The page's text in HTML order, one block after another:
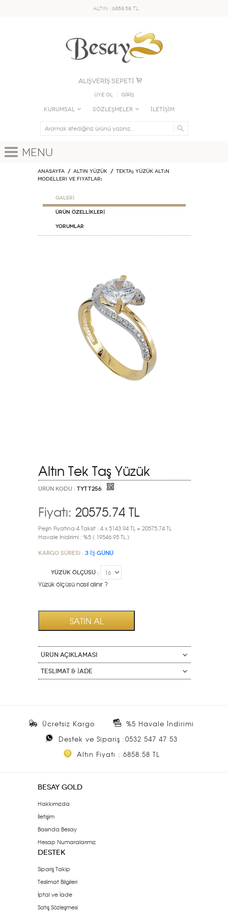
ALTIN : 6858.58 TL
ALIŞVERİŞ SEPETİ
Üye Ol GİRİŞ
KURUMSAL SÖZLEŞMELER İLETİŞİM
Menu
Anasayfa ALTIN YÜZÜK
Tektaş Yüzük Altın
Modelleri ve Fiyatları
GALERİ
ÜRÜN ÖZELLİKLERİ
Yorumlar
Altın Tek Taş Yüzük
ÜRÜN KODU : TYTT256
Fiyatı: 20575.74 TL
Peşin Fiyatına 4 Taksit : 4 x 5143.94 TL = 20575,74 TL
Havale İnidirimi : %5 ( 19546.95 TL )
Kargo Süresi : 3 İŞ GÜNÜ
YÜZÜK ÖLÇÜSÜ :
Yüzük ölçüsü nasıl alınır ?
ÜRÜN AÇIKLAMASI
Teslimat & İade
Ücretsiz Kargo
%5 Havale İndirimi
Destek ve Sipariş :0532 547 47 53
Altın Fiyatı : 6858.58 TL
BESAY GOLD
Hakkımızda
İletişim
Basında Besay
Hesap Numaralarımız
DESTEK
Sipariş Takip
Teslimat Bilgileri
İptal ve İade
Satış Sözleşmesi